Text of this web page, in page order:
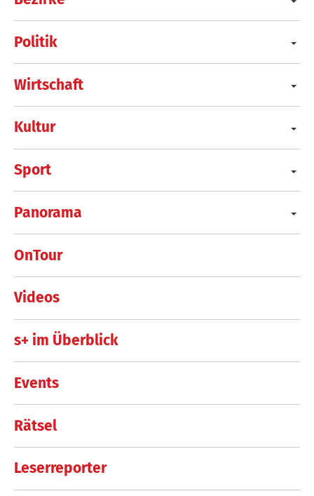
Politik
Wirtschaft
Kultur
Sport
Panorama
OnTour
Videos
s+ im Überblick
Events
Rätsel
Leserreporter